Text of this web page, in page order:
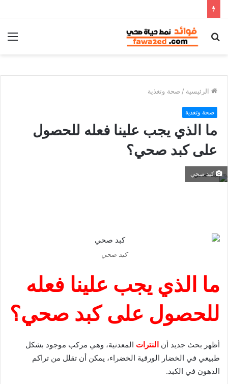
بحث
الرئيسية / صحة وتغذية
صحة وتغذية
ما الذي يجب علينا فعله للحصول
على كبد صحي؟
كبد صحي
كبد صحي
ما الذي يجب علينا فعله
للحصول على كبد صحي؟
أظهر بحث جديد أن النترات المعدنية، وهي مركب موجود بشكل
طبيعي في الخضار الورقية الخضراء، يمكن أن تقلل من تراكم
الدهون في الكبد.